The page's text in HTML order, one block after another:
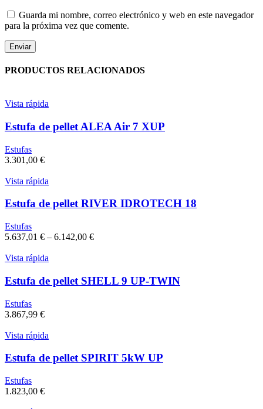
Guarda mi nombre, correo electrónico y web en este navegador
para la próxima vez que comente.
PRODUCTOS RELACIONADOS
Vista rápida
Estufa de pellet ALEA Air 7 XUP
Estufas
3.301,00 €
Vista rápida
Estufa de pellet RIVER IDROTECH 18
Estufas
5.637,01 € – 6.142,00 €
Vista rápida
Estufa de pellet SHELL 9 UP-TWIN
Estufas
3.867,99 €
Vista rápida
Estufa de pellet SPIRIT 5kW UP
Estufas
1.823,00 €